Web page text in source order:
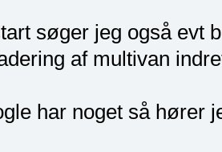
søger jeg også evt
af multivan
har noget så hører